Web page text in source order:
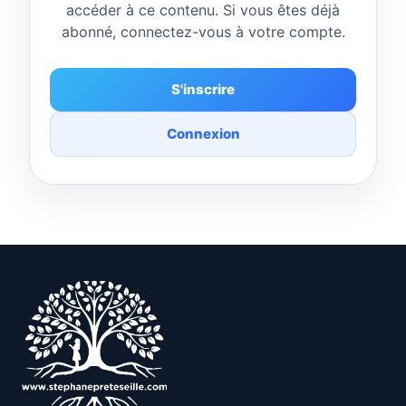
accéder à ce contenu. Si vous êtes déjà
abonné, connectez-vous à votre compte.
S'inscrire
Connexion